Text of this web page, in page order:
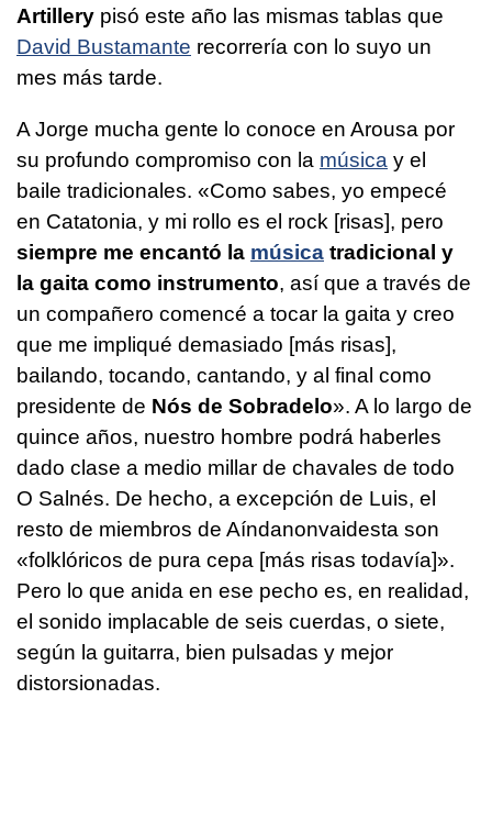
Artillery pisó este año las mismas tablas que
David Bustamante recorrería con lo suyo un
mes más tarde.
A Jorge mucha gente lo conoce en Arousa por
su profundo compromiso con la música y el
baile tradicionales. «Como sabes, yo empecé
en Catatonia, y mi rollo es el rock [risas], pero
siempre me encantó la música tradicional y
la gaita como instrumento, así que a través de
un compañero comencé a tocar la gaita y creo
que me impliqué demasiado [más risas],
bailando, tocando, cantando, y al final como
presidente de Nós de Sobradelo». A lo largo de
quince años, nuestro hombre podrá haberles
dado clase a medio millar de chavales de todo
O Salnés. De hecho, a excepción de Luis, el
resto de miembros de Aíndanonvaidesta son
«folklóricos de pura cepa [más risas todavía]».
Pero lo que anida en ese pecho es, en realidad,
el sonido implacable de seis cuerdas, o siete,
según la guitarra, bien pulsadas y mejor
distorsionadas.